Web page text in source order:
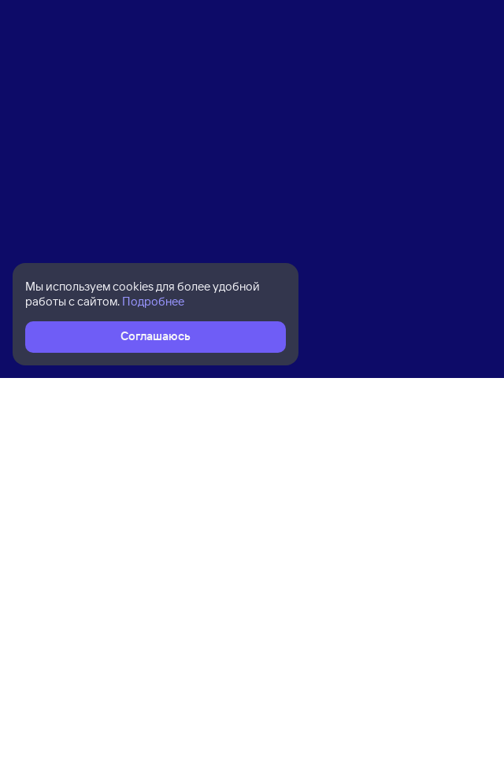
Мы используем cookies для более удобной
работы с сайтом. Подробнее
Соглашаюсь